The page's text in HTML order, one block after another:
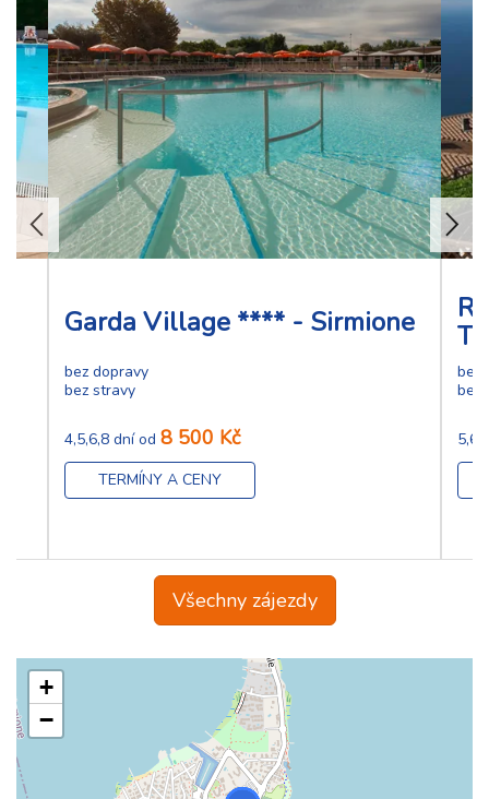
+
−
Garda Village **** - Sirmione
bez dopravy
bez stravy
4,5,6,8 dní od 8 500 Kč
TERMÍNY A CENY
bez
bez
Všechny zájezdy